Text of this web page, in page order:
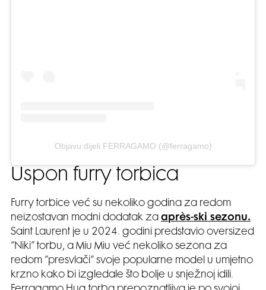
Objavu dijeli FERRAGAMO (@ferragamo)
Uspon furry torbica
Furry torbice već su nekoliko godina za redom
neizostavan modni dodatak za après-ski sezonu.
Saint Laurent je u 2024. godini predstavio oversized
“Niki” torbu, a Miu Miu već nekoliko sezona za
redom “presvlači” svoje popularne model u umjetno
krzno kako bi izgledale što bolje u snježnoj idili.